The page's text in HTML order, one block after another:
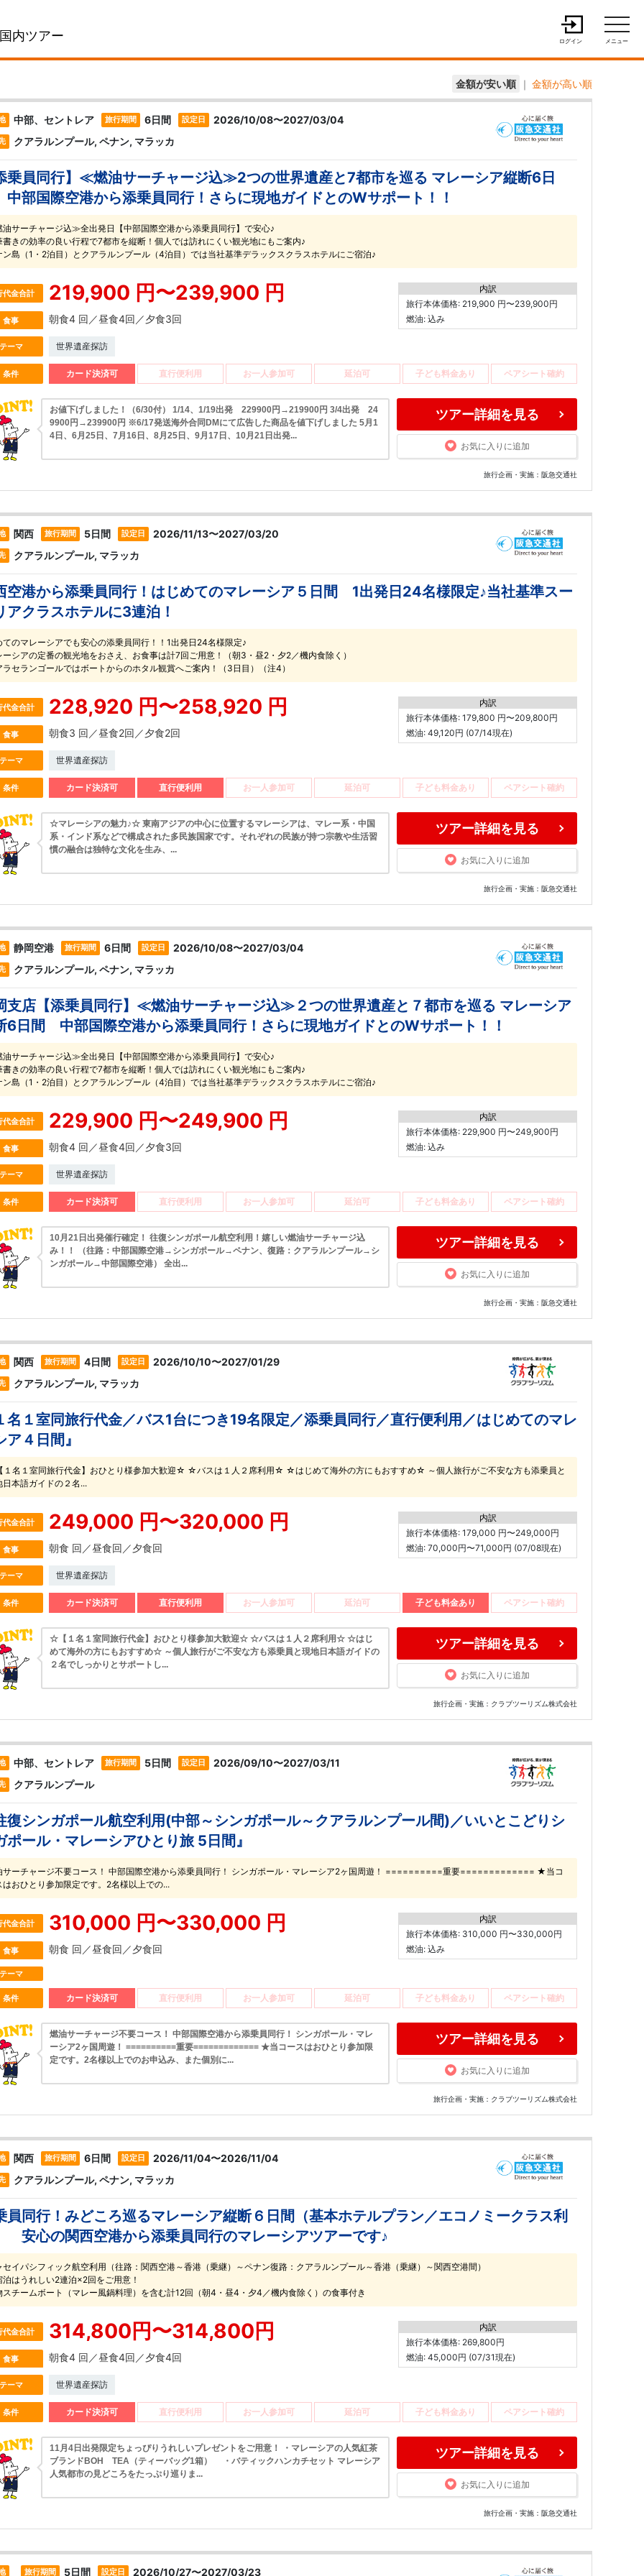
国内ツアー ログイン メニュー
金額が安い順 ｜ 金額が高い順
中部、セントレア 旅行期間 6日間 設定日 2026/10/08〜2027/03/04
クアラルンプール, ペナン, マラッカ
乗員同行】≪燃油サーチャージ込≫2つの世界遺産と7都市を巡る マレーシア縦断6日
部国際空港から添乗員同行！さらに現地ガイドとのWサポート！！
サーチャージ込≫全出発日【中部国際空港から添乗員同行】で安心♪
書きの効率の良い行程で7都市を縦断！個人では訪れにくい観光地にもご案内♪
ン島（1・2泊目）とクアラルンプール（4泊目）では当社基準デラックスクラスホテルにご宿泊♪
代金合計 219,900 円〜239,900 円
食事 朝食4 回／昼食4回／夕食3回
内訳
旅行本体価格: 219,900 円〜239,900円
燃油: 込み
テーマ 世界遺産探訪
条件 カード決済可 直行便利用 お一人参加可 延泊可 子ども料金あり ペアシート確約
お値下げしました！（6/30付） 1/14、1/19出発 229900円→219900円 3/4出発 24
9900円→239900円 ※6/17発送海外合同DMにて広告した商品を値下げしました 5月1
4日、6月25日、7月16日、8月25日、9月17日、10月21日出発...
ツアー詳細を見る
お気に入りに追加
旅行企画・実施：阪急交通社
関西 旅行期間 5日間 設定日 2026/11/13〜2027/03/20
クアラルンプール, マラッカ
空港から添乗員同行！はじめてのマレーシア５日間 1出発日24名様限定♪当社基準スー
アクラスホテルに3連泊！
てのマレーシアでも安心の添乗員同行！！1出発日24名様限定♪
ーシアの定番の観光地をおさえ、お食事は計7回ご用意！（朝3・昼2・夕2／機内食除く）
ラセランゴールではボートからのホタル観賞へご案内！（3日目）（注4）
代金合計 228,920 円〜258,920 円
食事 朝食3 回／昼食2回／夕食2回
内訳
旅行本体価格: 179,800 円〜209,800円
燃油: 49,120円 (07/14現在)
テーマ 世界遺産探訪
条件 カード決済可 直行便利用 お一人参加可 延泊可 子ども料金あり ペアシート確約
☆マレーシアの魅力♪☆ 東南アジアの中心に位置するマレーシアは、マレー系・中国
系・インド系などで構成された多民族国家です。それぞれの民族が持つ宗教や生活習
慣の融合は独特な文化を生み、...
ツアー詳細を見る
お気に入りに追加
旅行企画・実施：阪急交通社
静岡空港 旅行期間 6日間 設定日 2026/10/08〜2027/03/04
クアラルンプール, ペナン, マラッカ
支店【添乗員同行】≪燃油サーチャージ込≫２つの世界遺産と７都市を巡る マレーシア
6日間 中部国際空港から添乗員同行！さらに現地ガイドとのWサポート！！
サーチャージ込≫全出発日【中部国際空港から添乗員同行】で安心♪
書きの効率の良い行程で7都市を縦断！個人では訪れにくい観光地にもご案内♪
ン島（1・2泊目）とクアラルンプール（4泊目）では当社基準デラックスクラスホテルにご宿泊♪
代金合計 229,900 円〜249,900 円
食事 朝食4 回／昼食4回／夕食3回
内訳
旅行本体価格: 229,900 円〜249,900円
燃油: 込み
テーマ 世界遺産探訪
条件 カード決済可 直行便利用 お一人参加可 延泊可 子ども料金あり ペアシート確約
10月21日出発催行確定！ 往復シンガポール航空利用！嬉しい燃油サーチャージ込
み！！ （往路：中部国際空港→シンガポール→ペナン、復路：クアラルンプール→シ
ンガポール→中部国際空港） 全出...
ツアー詳細を見る
お気に入りに追加
旅行企画・実施：阪急交通社
関西 旅行期間 4日間 設定日 2026/10/10〜2027/01/29
クアラルンプール, マラッカ
名１室同旅行代金／バス1台につき19名限定／添乗員同行／直行便利用／はじめてのマレ
ア４日間』
名１室同旅行代金】おひとり様参加大歓迎☆ ☆バスは１人２席利用☆ ☆はじめて海外の方にもおすすめ☆ ～個人旅行がご不安な方も添乗員と
日本語ガイドの２名...
代金合計 249,000 円〜320,000 円
食事 朝食 回／昼食回／夕食回
内訳
旅行本体価格: 179,000 円〜249,000円
燃油: 70,000円〜71,000円 (07/08現在)
テーマ 世界遺産探訪
条件 カード決済可 直行便利用 お一人参加可 延泊可 子ども料金あり ペアシート確約
☆【１名１室同旅行代金】おひとり様参加大歓迎☆ ☆バスは１人２席利用☆ ☆はじ
めて海外の方にもおすすめ☆ ～個人旅行がご不安な方も添乗員と現地日本語ガイドの
２名でしっかりとサポートし...
ツアー詳細を見る
お気に入りに追加
旅行企画・実施：クラブツーリズム株式会社
中部、セントレア 旅行期間 5日間 設定日 2026/09/10〜2027/03/11
クアラルンプール
復シンガポール航空利用(中部～シンガポール～クアラルンプール間)／いいとこどりシ
ポール・マレーシアひとり旅 5日間』
サーチャージ不要コース！ 中部国際空港から添乗員同行！ シンガポール・マレーシア2ヶ国周遊！ ==========重要============= ★当コ
はおひとり参加限定です。2名様以上での...
代金合計 310,000 円〜330,000 円
食事 朝食 回／昼食回／夕食回
内訳
旅行本体価格: 310,000 円〜330,000円
燃油: 込み
テーマ
条件 カード決済可 直行便利用 お一人参加可 延泊可 子ども料金あり ペアシート確約
燃油サーチャージ不要コース！ 中部国際空港から添乗員同行！ シンガポール・マレ
ーシア2ヶ国周遊！ ==========重要============= ★当コースはおひとり参加限
定です。2名様以上でのお申込み、また個別に...
ツアー詳細を見る
お気に入りに追加
旅行企画・実施：クラブツーリズム株式会社
関西 旅行期間 6日間 設定日 2026/11/04〜2026/11/04
クアラルンプール, ペナン, マラッカ
員同行！みどころ巡るマレーシア縦断６日間（基本ホテルプラン／エコノミークラス利
安心の関西空港から添乗員同行のマレーシアツアーです♪
セイパシフィック航空利用（往路：関西空港～香港（乗継）～ペナン復路：クアラルンプール～香港（乗継）～関西空港間）
泊はうれしい2連泊×2回をご用意！
スチームボート（マレー風鍋料理）を含む計12回（朝4・昼4・夕4／機内食除く）の食事付き
代金合計 314,800円〜314,800円
食事 朝食4 回／昼食4回／夕食4回
内訳
旅行本体価格: 269,800円
燃油: 45,000円 (07/31現在)
テーマ 世界遺産探訪
条件 カード決済可 直行便利用 お一人参加可 延泊可 子ども料金あり ペアシート確約
11月4日出発限定ちょっぴりうれしいプレゼントをご用意！ ・マレーシアの人気紅茶
ブランドBOH TEA（ティーバッグ1箱） ・バティックハンカチセット マレーシア
人気都市の見どころをたっぷり巡りま...
ツアー詳細を見る
お気に入りに追加
旅行企画・実施：阪急交通社
旅行期間 5日間 設定日 2026/10/27〜2027/03/23